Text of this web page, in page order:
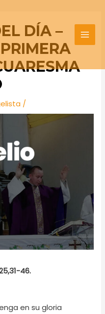
DÍA –
/
46.
en su gloria